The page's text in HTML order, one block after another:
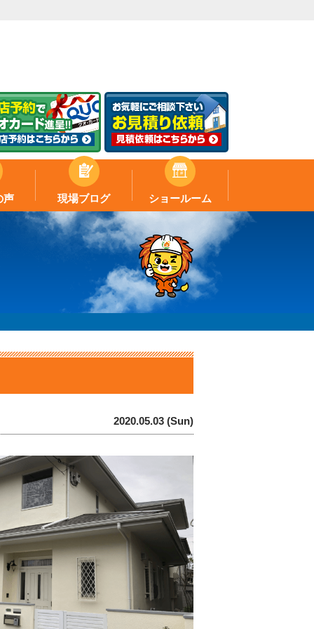
声 現場ブログ ショールーム
2020.05.03 (Sun)